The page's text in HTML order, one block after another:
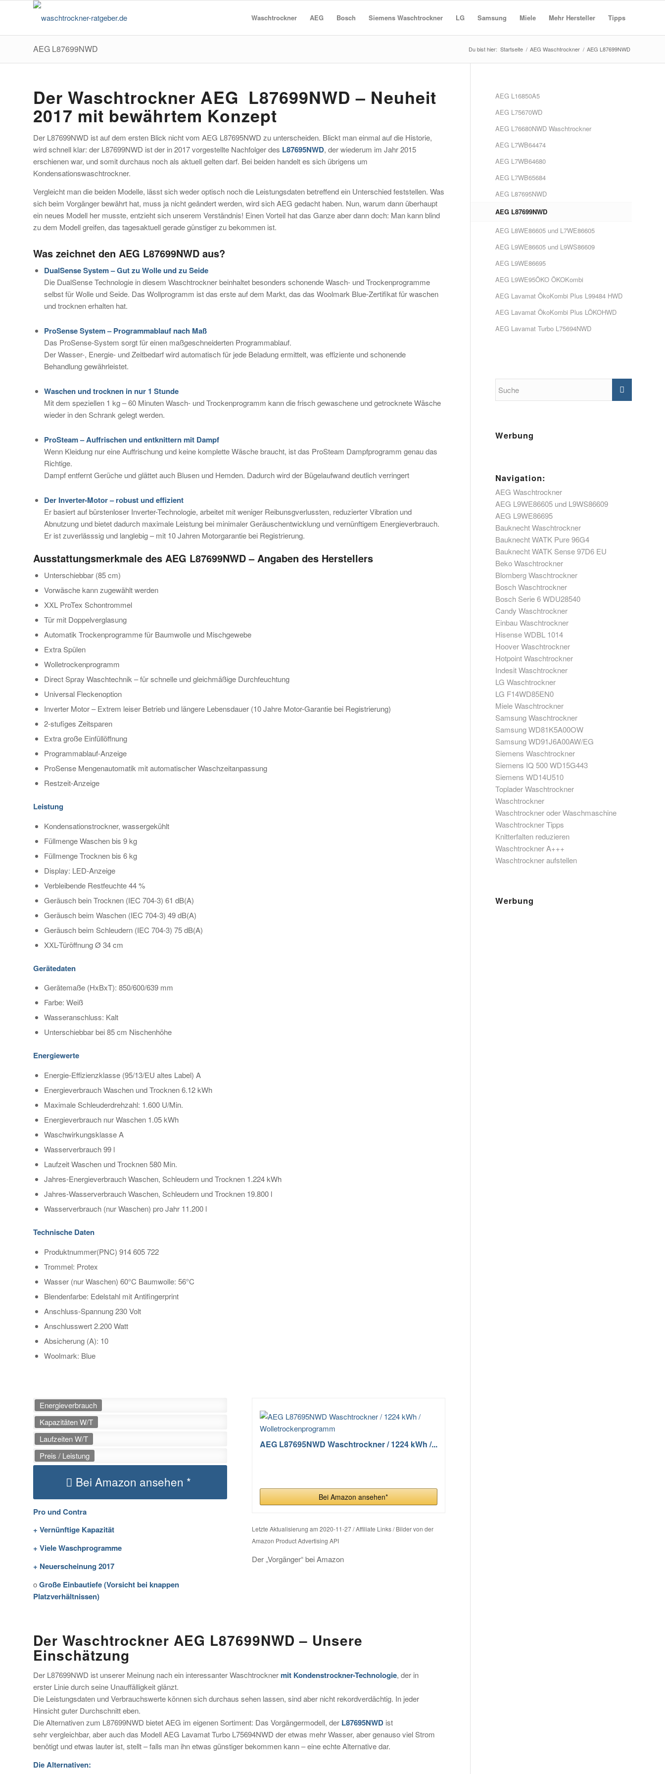
Waschtrockner AEG Bosch Siemens Waschtrockner LG Samsung Miele Mehr Hersteller Tipps
AEG L87699NWD Du bist hier: Startseite / AEG Waschtrockner / AEG L87699NWD
Der Waschtrockner AEG L87699NWD – Neuheit
2017 mit bewährtem Konzept
Der L87699NWD ist auf dem ersten Blick nicht vom AEG L87695NWD zu unterscheiden. Blickt man einmal auf die Historie,
wird schnell klar: der L87699NWD ist der in 2017 vorgestellte Nachfolger des L87695NWD, der wiederum im Jahr 2015
erschienen war, und somit durchaus noch als aktuell gelten darf. Bei beiden handelt es sich übrigens um
Kondensationswaschtrockner.
Vergleicht man die beiden Modelle, lässt sich weder optisch noch die Leistungsdaten betreffend ein Unterschied feststellen. Was
sich beim Vorgänger bewährt hat, muss ja nicht geändert werden, wird sich AEG gedacht haben. Nun, warum dann überhaupt
ein neues Modell her musste, entzieht sich unserem Verständnis! Einen Vorteil hat das Ganze aber dann doch: Man kann blind
zu dem Modell greifen, das tagesaktuell gerade günstiger zu bekommen ist.
Was zeichnet den AEG L87699NWD aus?
DualSense System – Gut zu Wolle und zu Seide
Die DualSense Technologie in diesem Waschtrockner beinhaltet besonders schonende Wasch- und Trockenprogramme
selbst für Wolle und Seide. Das Wollprogramm ist das erste auf dem Markt, das das Woolmark Blue-Zertifikat für waschen
und trocknen erhalten hat.
ProSense System – Programmablauf nach Maß
Das ProSense-System sorgt für einen maßgeschneiderten Programmablauf.
Der Wasser-, Energie- und Zeitbedarf wird automatisch für jede Beladung ermittelt, was effiziente und schonende
Behandlung gewährleistet.
Waschen und trocknen in nur 1 Stunde
Mit dem speziellen 1 kg – 60 Minuten Wasch- und Trockenprogramm kann die frisch gewaschene und getrocknete Wäsche
wieder in den Schrank gelegt werden.
ProSteam – Auffrischen und entknittern mit Dampf
Wenn Kleidung nur eine Auffrischung und keine komplette Wäsche braucht, ist das ProSteam Dampfprogramm genau das
Richtige.
Dampf entfernt Gerüche und glättet auch Blusen und Hemden. Dadurch wird der Bügelaufwand deutlich verringert
Der Inverter-Motor – robust und effizient
Er basiert auf bürstenloser Inverter-Technologie, arbeitet mit weniger Reibunsgverlussten, reduzierter Vibration und
Abnutzung und bietet dadurch maximale Leistung bei minimaler Geräuschentwicklung und vernünftigem Energieverbrauch.
Er ist zuverlässsig und langlebig – mit 10 Jahren Motorgarantie bei Registrierung.
Ausstattungsmerkmale des AEG L87699NWD – Angaben des Herstellers
Unterschiebbar (85 cm)
Vorwäsche kann zugewählt werden
XXL ProTex Schontrommel
Tür mit Doppelverglasung
Automatik Trockenprogramme für Baumwolle und Mischgewebe
Extra Spülen
Wolletrockenprogramm
Direct Spray Waschtechnik – für schnelle und gleichmäßige Durchfeuchtung
Universal Fleckenoption
Inverter Motor – Extrem leiser Betrieb und längere Lebensdauer (10 Jahre Motor-Garantie bei Registrierung)
2-stufiges Zeitsparen
Extra große Einfüllöffnung
Programmablauf-Anzeige
ProSense Mengenautomatik mit automatischer Waschzeitanpassung
Restzeit-Anzeige
Leistung
Kondensationstrockner, wassergekühlt
Füllmenge Waschen bis 9 kg
Füllmenge Trocknen bis 6 kg
Display: LED-Anzeige
Verbleibende Restfeuchte 44 %
Geräusch bein Trocknen (IEC 704-3) 61 dB(A)
Geräusch beim Waschen (IEC 704-3) 49 dB(A)
Geräusch beim Schleudern (IEC 704-3) 75 dB(A)
XXL-Türöffnung Ø 34 cm
Gerätedaten
Gerätemaße (HxBxT): 850/600/639 mm
Farbe: Weiß
Wasseranschluss: Kalt
Unterschiebbar bei 85 cm Nischenhöhe
Energiewerte
Energie-Effizienzklasse (95/13/EU altes Label) A
Energieverbrauch Waschen und Trocknen 6.12 kWh
Maximale Schleuderdrehzahl: 1.600 U/Min.
Energieverbrauch nur Waschen 1.05 kWh
Waschwirkungsklasse A
Wasserverbrauch 99 l
Laufzeit Waschen und Trocknen 580 Min.
Jahres-Energieverbrauch Waschen, Schleudern und Trocknen 1.224 kWh
Jahres-Wasserverbrauch Waschen, Schleudern und Trocknen 19.800 l
Wasserverbrauch (nur Waschen) pro Jahr 11.200 l
Technische Daten
Produktnummer(PNC) 914 605 722
Trommel: Protex
Wasser (nur Waschen) 60°C Baumwolle: 56°C
Blendenfarbe: Edelstahl mit Antifingerprint
Anschluss-Spannung 230 Volt
Anschlusswert 2.200 Watt
Absicherung (A): 10
Woolmark: Blue
Energieverbrauch
Kapazitäten W/T
Laufzeiten W/T
Preis / Leistung
Bei Amazon ansehen *
Pro und Contra
+ Vernünftige Kapazität
+ Viele Waschprogramme
+ Neuerscheinung 2017
oGroße Einbautiefe (Vorsicht bei knappen
Platzverhältnissen)
AEG L87695NWD Waschtrockner / 1224 kWh /...
Bei Amazon ansehen*
Letzte Aktualisierung am 2020-11-27 / Affiliate Links / Bilder von der
Amazon Product Advertising API
Der „Vorgänger“ bei Amazon
Der Waschtrockner AEG L87699NWD – Unsere
Einschätzung
Der L87699NWD ist unserer Meinung nach ein interessanter Waschtrockner mit Kondenstrockner-Technologie, der in
erster Linie durch seine Unauffälligkeit glänzt.
Die Leistungsdaten und Verbrauchswerte können sich durchaus sehen lassen, sind aber nicht rekordverdächtig. In jeder
Hinsicht guter Durchschnitt eben.
Die Alternativen zum L87699NWD bietet AEG im eigenen Sortiment: Das Vorgängermodell, der L87695NWD ist
sehr vergleichbar, aber auch das Modell AEG Lavamat Turbo L75694NWD der etwas mehr Wasser, aber genauso viel Strom
benötigt und etwas lauter ist, stellt – falls man ihn etwas günstiger bekommen kann – eine echte Alternative dar.
Die Alternativen:
AEG L16850A5
AEG L75670WD
AEG L76680NWD Waschtrockner
AEG L7WB64474
AEG L7WB64680
AEG L7WB65684
AEG L87695NWD
AEG L87699NWD
AEG L8WE86605 und L7WE86605
AEG L9WE86605 und L9WS86609
AEG L9WE86695
AEG L9WE95ÖKO ÖKOKombi
AEG Lavamat ÖkoKombi Plus L99484 HWD
AEG Lavamat ÖkoKombi Plus LÖKOHWD
AEG Lavamat Turbo L75694NWD
Werbung
Navigation:
AEG Waschtrockner
AEG L9WE86605 und L9WS86609
AEG L9WE86695
Bauknecht Waschtrockner
Bauknecht WATK Pure 96G4
Bauknecht WATK Sense 97D6 EU
Beko Waschtrockner
Blomberg Waschtrockner
Bosch Waschtrockner
Bosch Serie 6 WDU28540
Candy Waschtrockner
Einbau Waschtrockner
Hisense WDBL 1014
Hoover Waschtrockner
Hotpoint Waschtrockner
Indesit Waschtrockner
LG Waschtrockner
LG F14WD85EN0
Miele Waschtrockner
Samsung Waschtrockner
Samsung WD81K5A00OW
Samsung WD91J6A00AW/EG
Siemens Waschtrockner
Siemens IQ 500 WD15G443
Siemens WD14U510
Toplader Waschtrockner
Waschtrockner
Waschtrockner oder Waschmaschine
Waschtrockner Tipps
Knitterfalten reduzieren
Waschtrockner A+++
Waschtrockner aufstellen
Werbung